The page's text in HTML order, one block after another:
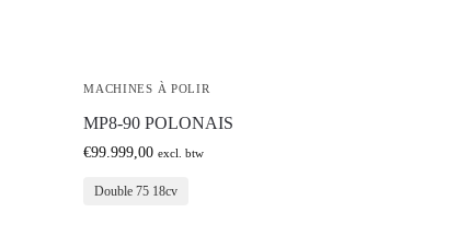
MACHINES À POLIR
MP8-90 POLONAIS
€99.999,00 excl. btw
Double 75 18cv